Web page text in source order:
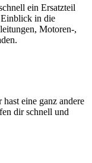
ein Ersatzteil
Einblick in die
Motoren-,
eine ganz andere
dir schnell und